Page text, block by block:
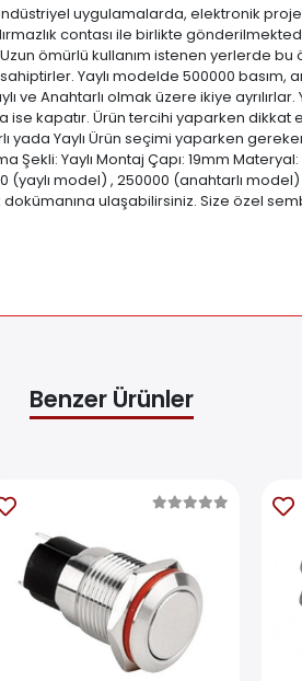
endüstriyel uygulamalarda, elektronik
contası ile birlikte
ömürlü kullanım istenen yerlerde
Yaylı modelde 500000 basım,
Anahtarlı olmak üzere ikiye
kapatır. Ürün tercihi yaparken
yada Yaylı Ürün seçimi yaparken
Yaylı Montaj Çapı: 19mm
(yaylı model) , 250000 (anahtarlı
dokümanına ulaşabilirsiniz. Size özel
Benzer Ürünler